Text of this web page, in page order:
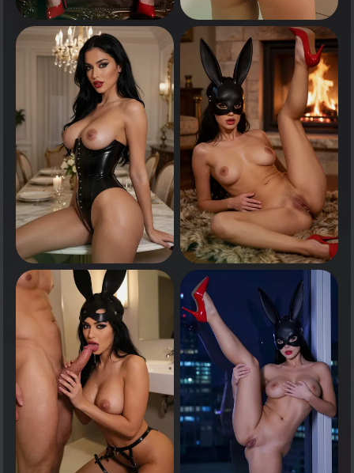
انقر لرؤية
0
انقر لرؤية
0
انقر لرؤية
0
انقر لرؤية